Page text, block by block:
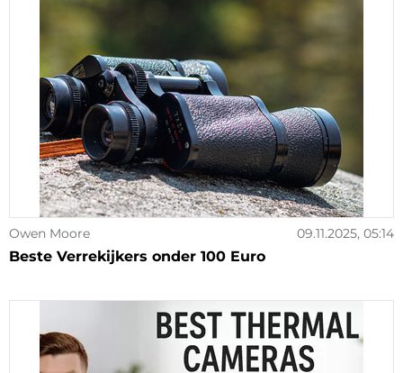
Owen Moore 09.11.2025, 05:14
Beste Verrekijkers onder 100 Euro